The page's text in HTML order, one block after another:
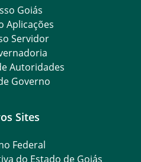
Goiás
Aplicações
Servidor
Autoridades
Governo
Sites
Federal
do Estado de Goiás